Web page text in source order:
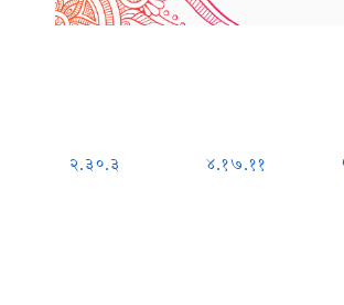
२.३०.३ ४.१७.११